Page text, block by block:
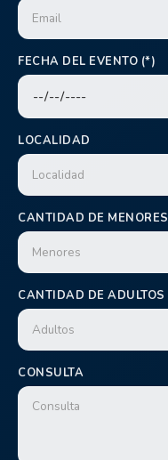
FECHA DEL EVENTO (*)
LOCALIDAD
CANTIDAD DE MENORES
CANTIDAD DE ADULTOS
CONSULTA